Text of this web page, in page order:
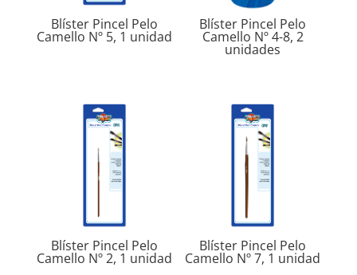
Blíster Pincel Pelo
Camello Nº 5, 1 unidad
Blíster Pincel Pelo
Camello Nº 4-8, 2
unidades
Blíster Pincel Pelo
Camello Nº 2, 1 unidad
Blíster Pincel Pelo
Camello Nº 7, 1 unidad